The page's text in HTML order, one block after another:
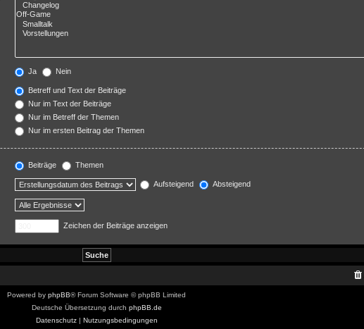
Ja Nein
Betreff und Text der Beiträge
Nur im Text der Beiträge
Nur im Betreff der Themen
Nur im ersten Beitrag der Themen
Beiträge Themen
Aufsteigend Absteigend
Zeichen der Beiträge anzeigen
Powered by phpBB® Forum Software © phpBB Limited
Deutsche Übersetzung durch phpBB.de
Datenschutz| Nutzungsbedingungen